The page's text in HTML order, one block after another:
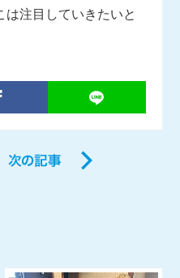
は注目していきたいと